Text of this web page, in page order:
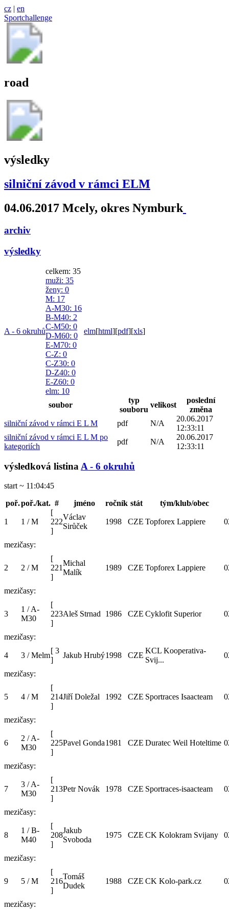
cz | en
Sportchallenge
road
výsledky
silniční závod v rámci ELM
04.06.2017 Mcely, okres Nymburk
archiv
výsledky
A - 6 okruhů
celkem: 35
muži: 35
ženy: 0
M: 17
A-M30: 16
B-M40: 2
C-M50: 0
D-M60: 0
E-M70: 0
C-Z: 0
C-Z30: 0
D-Z40: 0
E-Z60: 0
elm: 10
elm[html][pdf][xls]
soubor
typ
souboru
velikost
poslední
změna
silniční závod v rámci E L M
pdf N/A
20.06.2017
12:33:11
silniční závod v rámci E L M po
kategoriích
pdf N/A
20.06.2017
12:33:11
výsledková listina A - 6 okruhů
start ~ 11:04:45
poř.poř./kat. # jméno ročník stát tým/klub/obec
1 1 / M
[
222
]
Václav
Sirůček
1998 CZE Topforex Lappiere
mezičasy:
2 2 / M
[
221
]
Michal
Malík
1989 CZE Topforex Lappiere
mezičasy:
3
1 / A-
M30
[
223
]
Aleš Strnad 1986 CZE Cyklofit Superior
mezičasy:
4 3 / Melm
[ 3
]
Jakub Hrubý1998 CZE
KCL Kooperativa-
Svij...
mezičasy:
5 4 / M
[
214
]
Jiří Doležal 1992 CZE Sportraces Isaacteam
mezičasy:
6
2 / A-
M30
[
225
]
Pavel Gonda1981 CZE Duratec Weil Hoteltime
mezičasy:
7
3 / A-
M30
[
213
]
Petr Novák 1978 CZE Sportraces-isaacteam
mezičasy:
8
1 / B-
M40
[
208
]
Jakub
Svoboda
1975 CZE CK Kolokram Svijany
mezičasy:
9 5 / M
[
216
]
Tomáš
Dudek
1988 CZE CK Kolo-park.cz
mezičasy: